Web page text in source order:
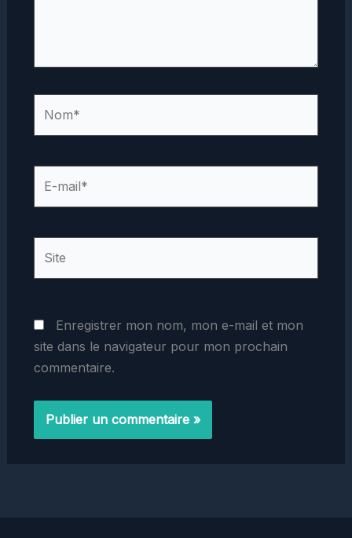
Enregistrer mon nom, mon e-mail et mon
site dans le navigateur pour mon prochain
commentaire.